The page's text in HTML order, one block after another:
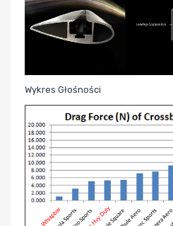
Wykres Głośności